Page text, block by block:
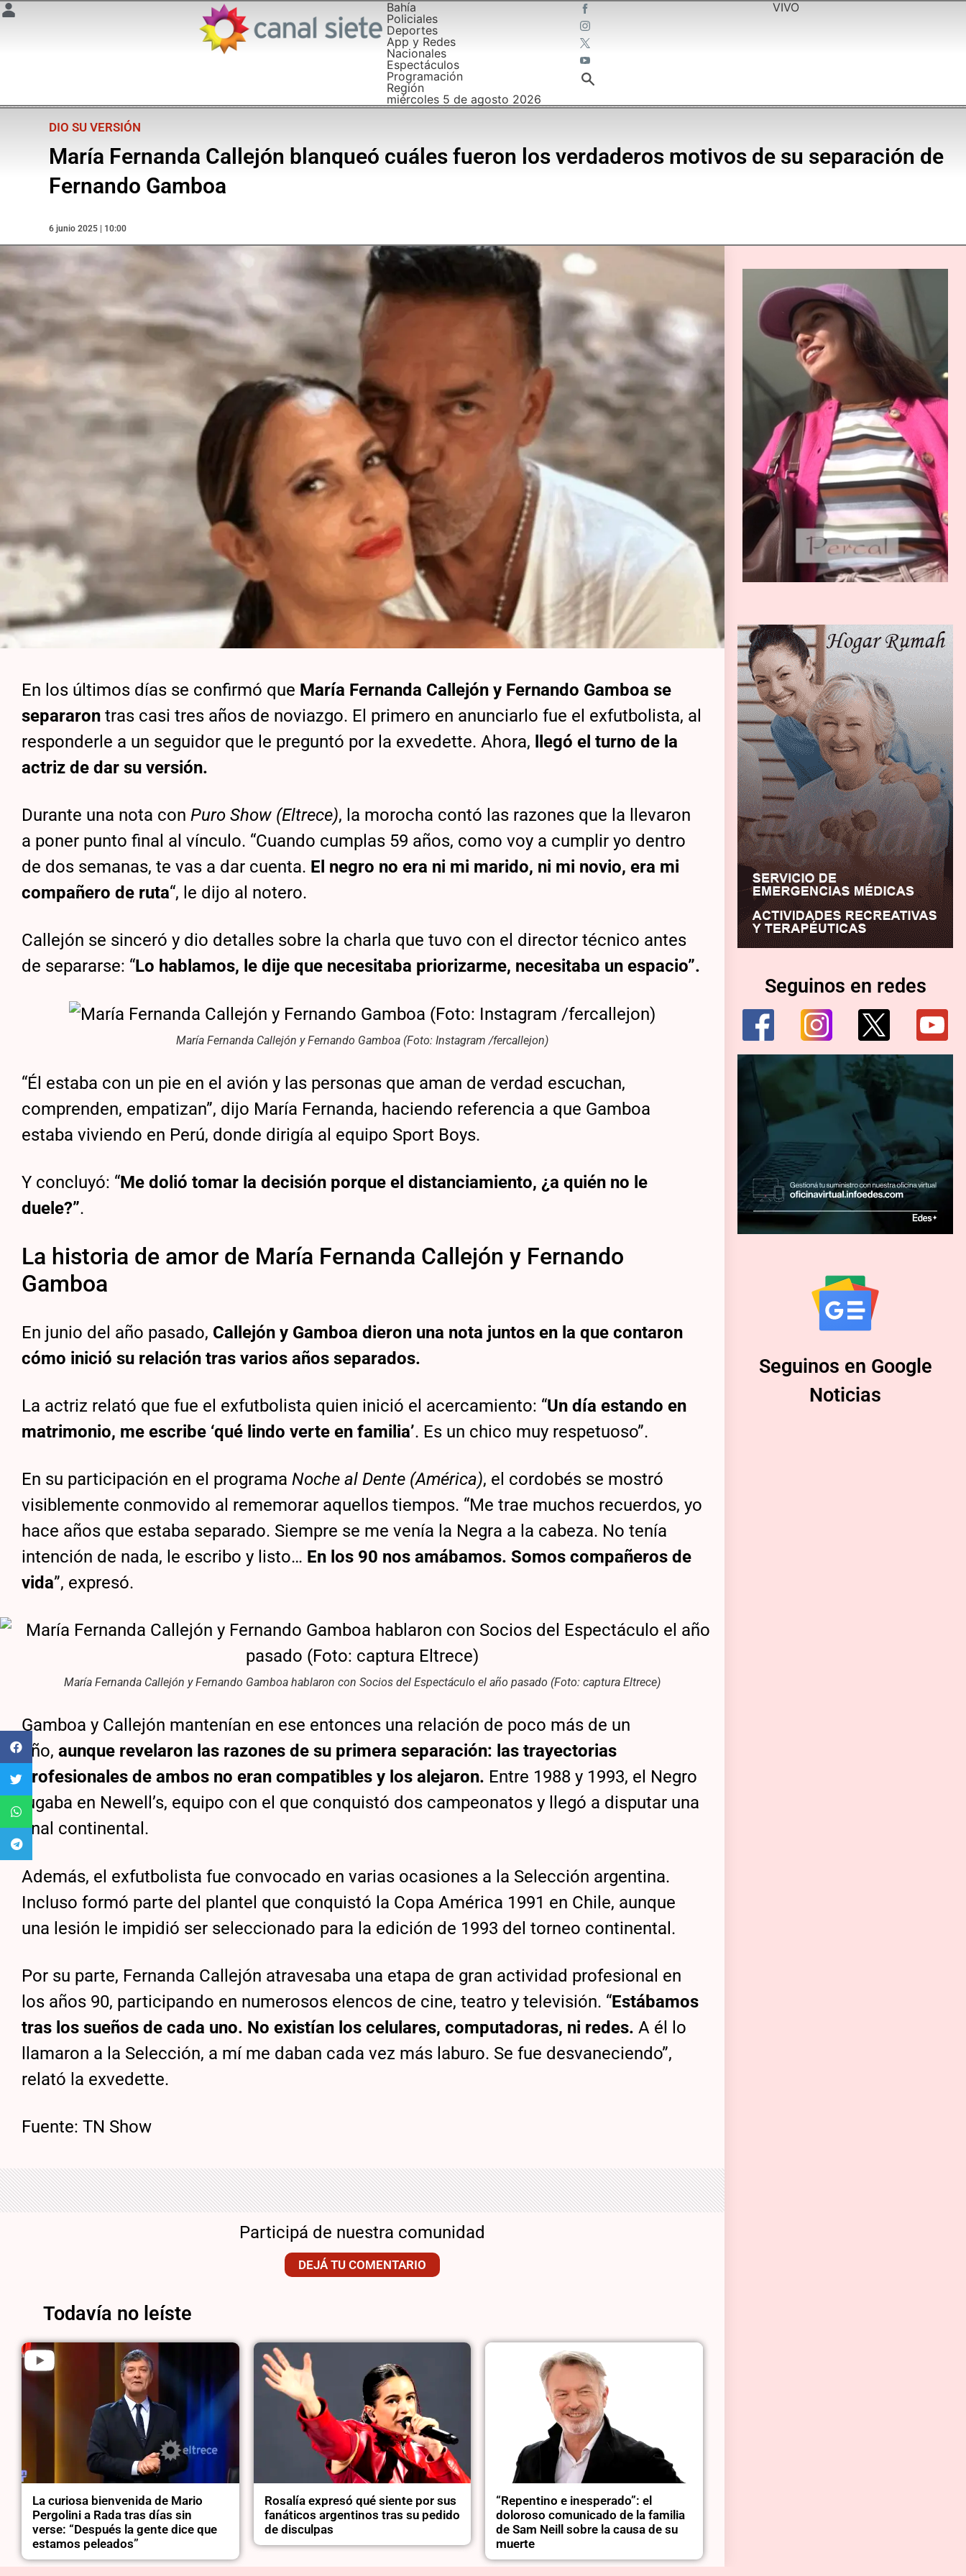
Bahía
Policiales
Deportes
App y Redes
Nacionales
Espectáculos
Programación
Región
miércoles 5 de agosto 2026
VIVO
DIO SU VERSIÓN
María Fernanda Callejón blanqueó cuáles fueron los verdaderos motivos de su separación de
Fernando Gamboa
6 junio 2025 | 10:00
En los últimos días se confirmó que María Fernanda Callejón y Fernando Gamboa se
separaron tras casi tres años de noviazgo. El primero en anunciarlo fue el exfutbolista, al
responderle a un seguidor que le preguntó por la exvedette. Ahora,
llegó el turno de la
actriz de dar su versión.
Durante una nota conPuro Show (Eltrece), la morocha contó las razones que la llevaron
a poner punto final al vínculo. “Cuando cumplas 59 años, como voy a cumplir yo dentro
de dos semanas, te vas a dar cuenta. El negro no era ni mi marido, ni mi novio, era mi
compañero de ruta“, le dijo al notero.
Callejón se sinceró y dio detalles sobre la charla que tuvo con el director técnico antes
de separarse: “Lo hablamos, le dije que necesitaba priorizarme, necesitaba un espacio”.
María Fernanda Callejón y Fernando Gamboa (Foto: Instagram /fercallejon)
“Él estaba con un pie en el avión y las personas que aman de verdad escuchan,
comprenden, empatizan”, dijo María Fernanda, haciendo referencia a que Gamboa
estaba viviendo en Perú, donde dirigía al equipo Sport Boys.
Y concluyó: “Me dolió tomar la decisión porque el distanciamiento, ¿a quién no le
duele?”.
La historia de amor de María Fernanda Callejón y Fernando
Gamboa
En junio del año pasado, Callejón y Gamboa dieron una nota juntos en la que contaron
cómo inició su relación tras varios años separados.
La actriz relató que fue el exfutbolista quien inició el acercamiento: “Un día estando en
matrimonio, me escribe ‘qué lindo verte en familia’. Es un chico muy respetuoso”.
En su participación en el programaNoche al Dente (América), el cordobés se mostró
visiblemente conmovido al rememorar aquellos tiempos. “Me trae muchos recuerdos, yo
hace años que estaba separado. Siempre se me venía la Negra a la cabeza. No tenía
intención de nada, le escribo y listo… En los 90 nos amábamos. Somos compañeros de
vida”, expresó.
María Fernanda Callejón y Fernando Gamboa hablaron con Socios del Espectáculo el año pasado (Foto: captura Eltrece)
Gamboa y Callejón mantenían en ese entonces una relación de poco más de un
año,aunque revelaron las razones de su primera separación: las trayectorias
profesionales de ambos no eran compatibles y los alejaron. Entre 1988 y 1993, el Negro
jugaba en Newell’s, equipo con el que conquistó dos campeonatos y llegó a disputar una
final continental.
Además, el exfutbolista fue convocado en varias ocasiones a la Selección argentina.
Incluso formó parte del plantel que conquistó la Copa América 1991 en Chile, aunque
una lesión le impidió ser seleccionado para la edición de 1993 del torneo continental.
Por su parte, Fernanda Callejón atravesaba una etapa de gran actividad profesional en
los años 90, participando en numerosos elencos de cine, teatro y televisión. “Estábamos
tras los sueños de cada uno. No existían los celulares, computadoras, ni redes.A él lo
llamaron a la Selección, a mí me daban cada vez más laburo. Se fue desvaneciendo”,
relató la exvedette.
Fuente: TN Show
Participá de nuestra comunidad
DEJÁ TU COMENTARIO
Todavía no leíste
La curiosa bienvenida de Mario
Pergolini a Rada tras días sin
verse: “Después la gente dice que
estamos peleados”
Rosalía expresó qué siente por sus
fanáticos argentinos tras su pedido
de disculpas
“Repentino e inesperado”: el
doloroso comunicado de la familia
de Sam Neill sobre la causa de su
muerte
Seguinos en redes
Seguinos en Google
Noticias